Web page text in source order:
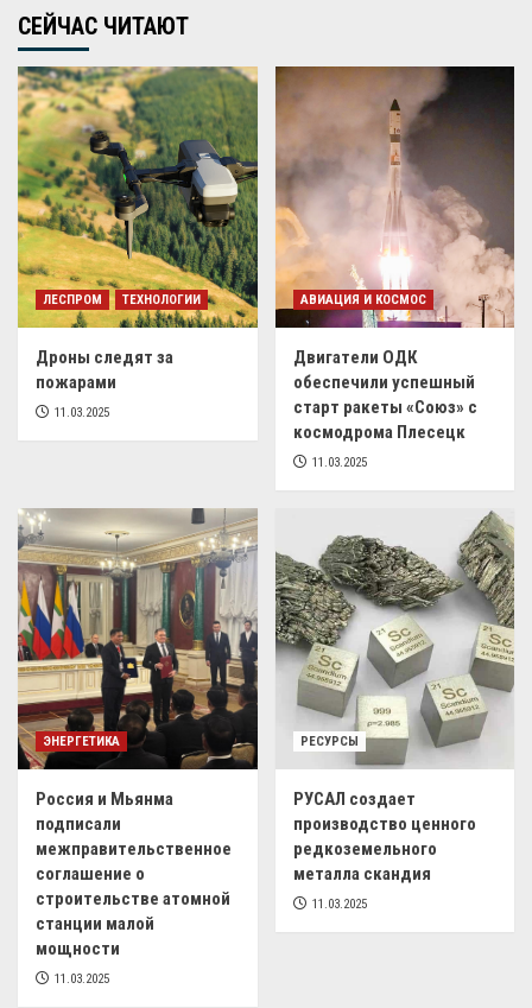
СЕЙЧАС ЧИТАЮТ
ЛЕСПРОМ ТЕХНОЛОГИИ
Дроны следят за
пожарами
11.03.2025
АВИАЦИЯ И КОСМОС
Двигатели ОДК
обеспечили успешный
старт ракеты «Союз» с
космодрома Плесецк
11.03.2025
ЭНЕРГЕТИКА
Россия и Мьянма
подписали
межправительственное
соглашение о
строительстве атомной
станции малой
мощности
11.03.2025
РЕСУРСЫ
РУСАЛ создает
производство ценного
редкоземельного
металла скандия
11.03.2025